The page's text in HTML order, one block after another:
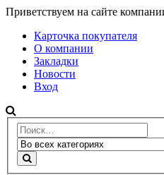
Приветствуем на сайте
Карточка покупателя
О компании
Закладки
Новости
Вход